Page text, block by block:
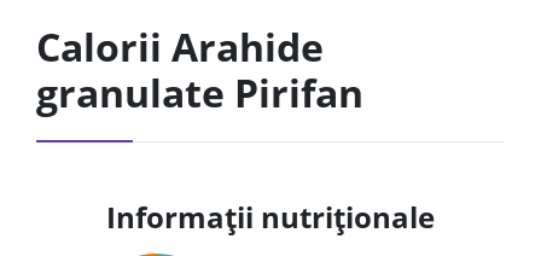
Calorii Arahide
granulate Pirifan
Informații nutriționale